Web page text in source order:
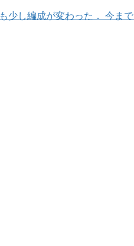
し編成が変わった． 今ま